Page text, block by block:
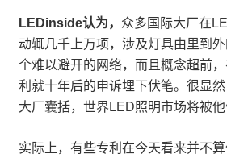
LEDinside认为， 众多国际大厂在
动辄几千上万项，涉及灯具由里到
个难以避开的网络，而且概念超前
利就十年后的申诉埋下伏笔。很显
大厂囊括，世界LED照明市场将被他
实际上，有些专利在今天看来并不